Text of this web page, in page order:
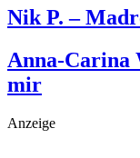
Nik P. –
Anna-Carina
mir
Anzeige